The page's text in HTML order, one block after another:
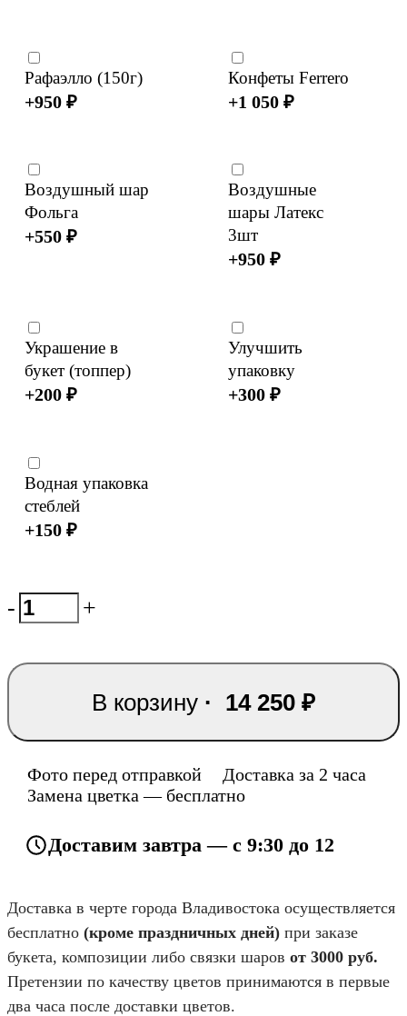
Рафаэлло (150г)
+950₽
Конфеты Ferrero
+1 050₽
Воздушный шар
Фольга
+550₽
Воздушные
шары Латекс
3шт
+950₽
Украшение в
букет (топпер)
+200₽
Улучшить
упаковку
+300₽
Водная упаковка
стеблей
+150₽
- +
В корзину · 14 250 ₽
Фото перед отправкой
Доставка за 2 часа
Замена цветка — бесплатно
Доставим завтра — с 9:30 до 12
Доставка в черте города Владивостока осуществляется
бесплатно (кроме праздничных дней) при заказе
букета, композиции либо связки шаров от 3000 руб.
Претензии по качеству цветов принимаются в первые
два часа после доставки цветов.